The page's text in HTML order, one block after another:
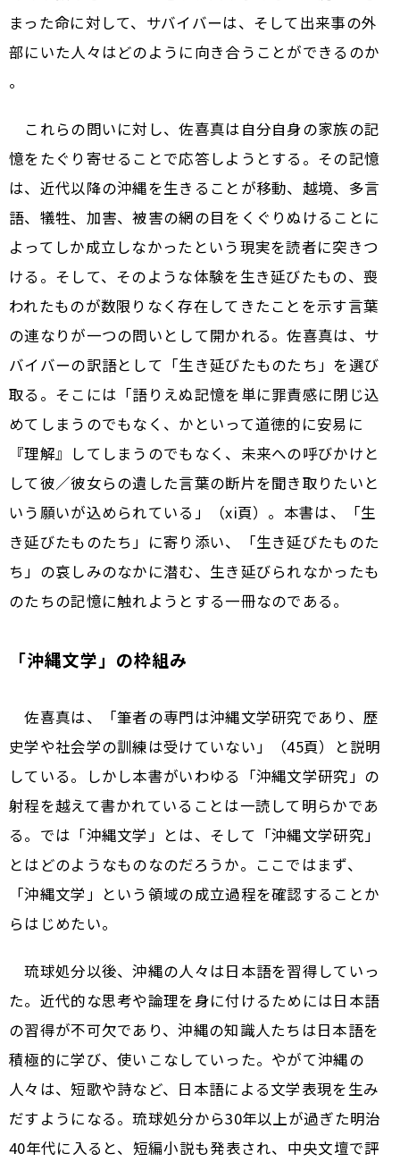
まった命に対して、サバイバーは、そして出来事の外
部にいた人々はどのように向き合うことができるのか
――。
これらの問いに対し、佐喜真は自分自身の家族の記
憶をたぐり寄せることで応答しようとする。その記憶
は、近代以降の沖縄を生きることが移動、越境、多言
語、犠牲、加害、被害の網の目をくぐりぬけることに
よってしか成立しなかったという現実を読者に突きつ
ける。そして、そのような体験を生き延びたもの、喪
われたものが数限りなく存在してきたことを示す言葉
の連なりが一つの問いとして開かれる。佐喜真は、サ
バイバーの訳語として「生き延びたものたち」を選び
取る。そこには「語りえぬ記憶を単に罪責感に閉じ込
めてしまうのでもなく、かといって道徳的に安易に
『理解』してしまうのでもなく、未来への呼びかけと
して彼／彼女らの遺した言葉の断片を聞き取りたいと
いう願いが込められている」（xi頁）。本書は、「生
き延びたものたち」に寄り添い、「生き延びたものた
ち」の哀しみのなかに潜む、生き延びられなかったも
のたちの記憶に触れようとする一冊なのである。
「沖縄文学」の枠組み
佐喜真は、「筆者の専門は沖縄文学研究であり、歴
史学や社会学の訓練は受けていない」（45頁）と説明
している。しかし本書がいわゆる「沖縄文学研究」の
射程を越えて書かれていることは一読して明らかであ
る。では「沖縄文学」とは、そして「沖縄文学研究」
とはどのようなものなのだろうか。ここではまず、
「沖縄文学」という領域の成立過程を確認することか
らはじめたい。
琉球処分以後、沖縄の人々は日本語を習得していっ
た。近代的な思考や論理を身に付けるためには日本語
の習得が不可欠であり、沖縄の知識人たちは日本語を
積極的に学び、使いこなしていった。やがて沖縄の
人々は、短歌や詩など、日本語による文学表現を生み
だすようになる。琉球処分から30年以上が過ぎた明治
40年代に入ると、短編小説も発表され、中央文壇で評